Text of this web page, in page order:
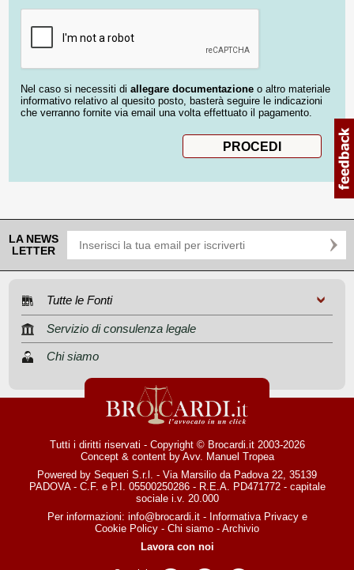
Nel caso si necessiti di allegare documentazione o altro materiale
informativo relativo al quesito posto, basterà seguire le indicazioni
che verranno fornite via email una volta effettuato il pagamento.
LA NEWS
LETTER
Tutte le Fonti
Servizio di consulenza legale
Chi siamo
Tutti i diritti riservati - Copyright © Brocardi.it 2003-2026
Concept & content by Avv. Manuel Tropea
Powered by Sequeri S.r.l. - Via Marsilio da Padova 22, 35139
PADOVA - C.F. e P.I. 05500250286 - R.E.A. PD471772 - capitale
sociale i.v. 20.000
Per informazioni: info@brocardi.it- Informativa Privacye
Cookie Policy - Chi siamo - Archivio
Lavora con noi